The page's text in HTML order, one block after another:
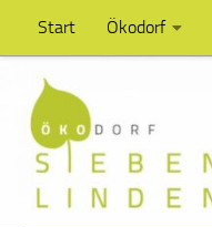
Unter dem Inhalt
Start Ökodorf